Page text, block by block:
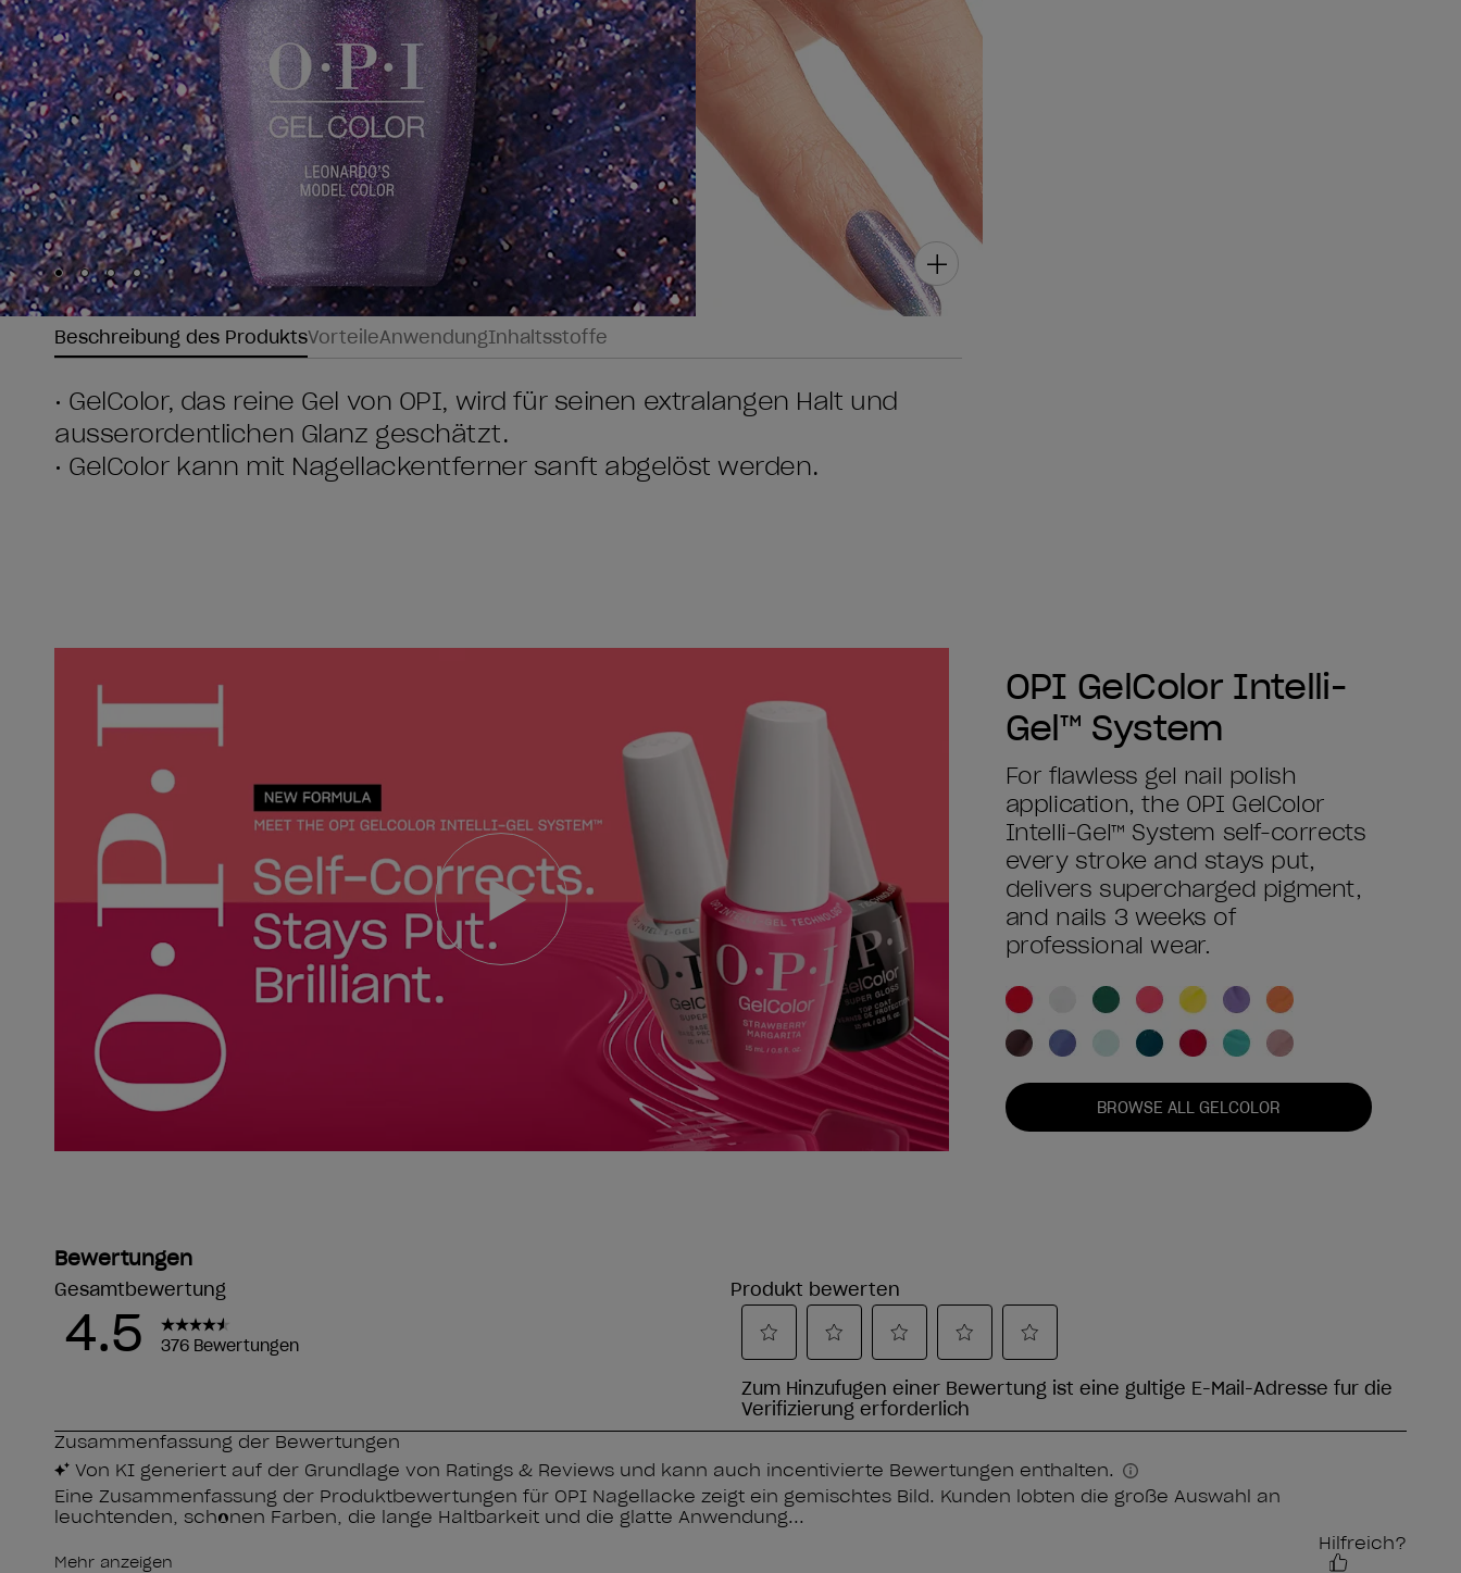
Skip to slide1
Skip to slide2
Skip to slide3
Skip to slide4
Beschreibung des ProduktsVorteileAnwendungInhaltsstoffe
• GelColor, das reine Gel von OPI, wird für seinen extralangen Halt und
ausserordentlichen Glanz geschätzt.
• GelColor kann mit Nagellackentferner sanft abgelöst werden.
OPI GelColor Intelli-
Gel™ System
For flawless gel nail polish
application, the OPI GelColor
Intelli-Gel™ System self-corrects
every stroke and stays put,
delivers supercharged pigment,
and nails 3 weeks of
professional wear.
BROWSE ALL GELCOLOR